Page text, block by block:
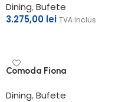
Dining,Bufete
3.275,00 lei TVA inclus
Comoda Fiona
Dining,Bufete